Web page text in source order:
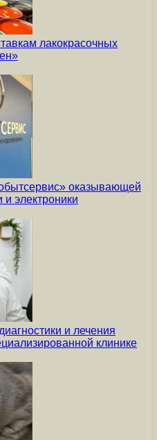
лакокрасочных
оказывающей
и электроники
и лечения
клинике